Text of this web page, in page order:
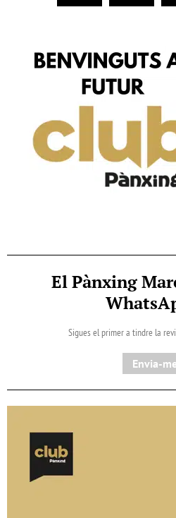
El Pànxing
Sigues el primer a tindre la
Envia-